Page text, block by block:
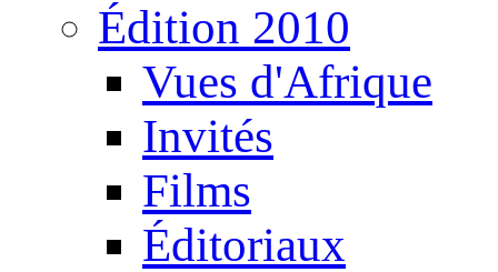
Édition 2010
Vues d'Afrique
Invités
Films
Éditoriaux